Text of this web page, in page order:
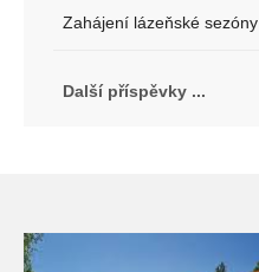
Zahájení lázeňské sezóny
Další příspěvky ...